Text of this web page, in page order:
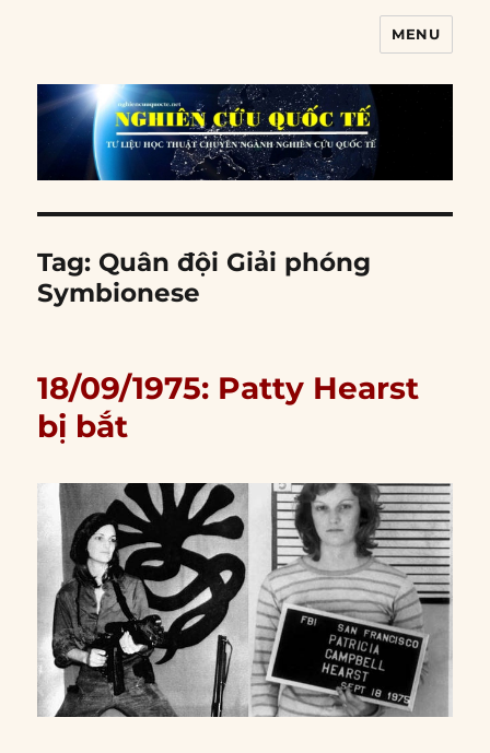
MENU
Tag: Quân đội Giải phóng
Symbionese
18/09/1975: Patty Hearst
bị bắt